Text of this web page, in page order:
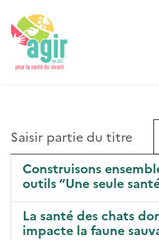
Construisons
outils “Une seule
La santé des chats
impacte la faune